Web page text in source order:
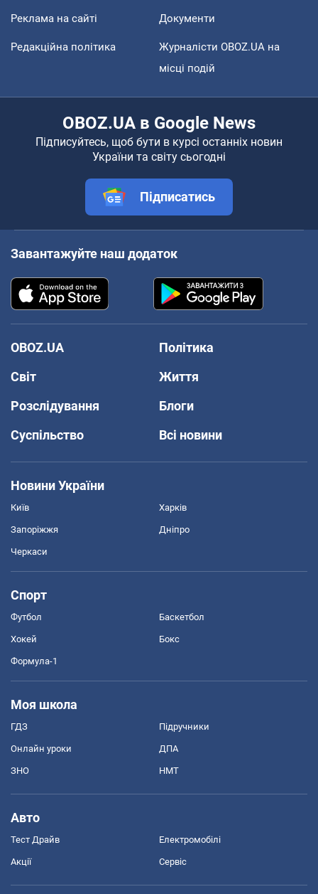
Реклама на сайті Документи
Редакційна політика
Журналісти OBOZ.UA на
місці подій
OBOZ.UA в Google News
Підписуйтесь, щоб бути в курсі останніх новин
України та світу сьогодні
Підписатись
Завантажуйте наш додаток
OBOZ.UA
Політика
Світ
Життя
Розслідування
Блоги
Суспільство
Всі новини
Новини України
Київ Харків
Запоріжжя Дніпро
Черкаси
Спорт
Футбол Баскетбол
Хокей Бокс
Формула-1
Моя школа
ГДЗ Підручники
Онлайн уроки ДПА
ЗНО НМТ
Авто
Тест Драйв Електромобілі
Акції Сервіс